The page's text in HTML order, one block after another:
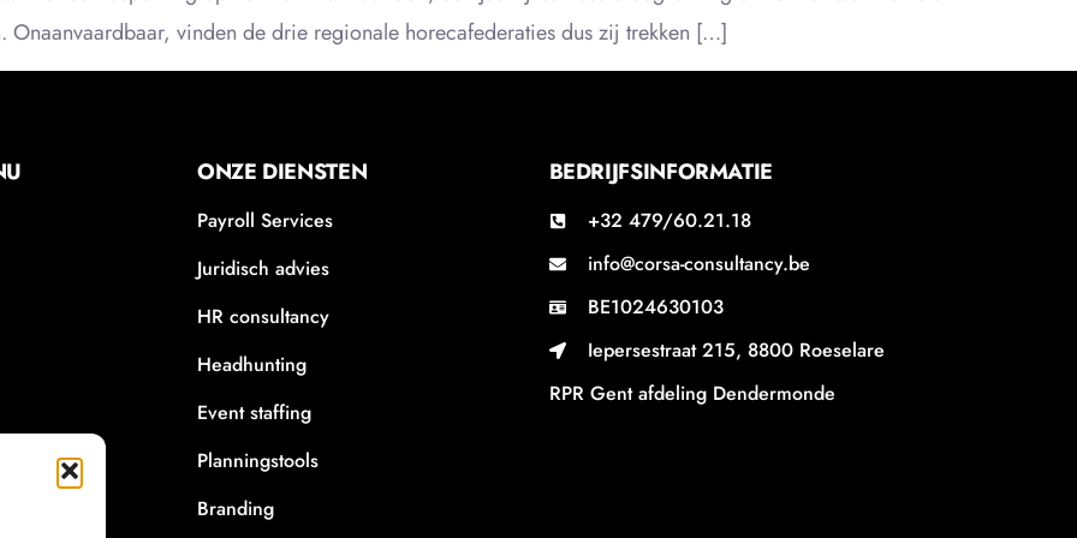
Onaanvaardbaar, vinden de drie regionale horecafederaties dus zij trekken […]
ONZE DIENSTEN
Payroll Services
Juridisch advies
HR consultancy
Headhunting
Event staffing
Planningstools
Branding
BEDRIJFSINFORMATIE
+32 479/60.21.18
info@corsa-consultancy.be
BE1024630103
Iepersestraat 215, 8800 Roeselare
RPR Gent afdeling Dendermonde